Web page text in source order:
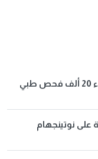
تنفيذا لتوجيهات القيادة السياسية.. اجراء 20 ألف فحص طبي
على نوتينجهام